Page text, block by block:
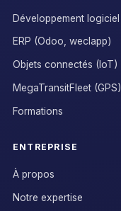
Développement logiciel
ERP (Odoo, weclapp)
Objets connectés (IoT)
MegaTransitFleet (GPS)
Formations
ENTREPRISE
À propos
Notre expertise